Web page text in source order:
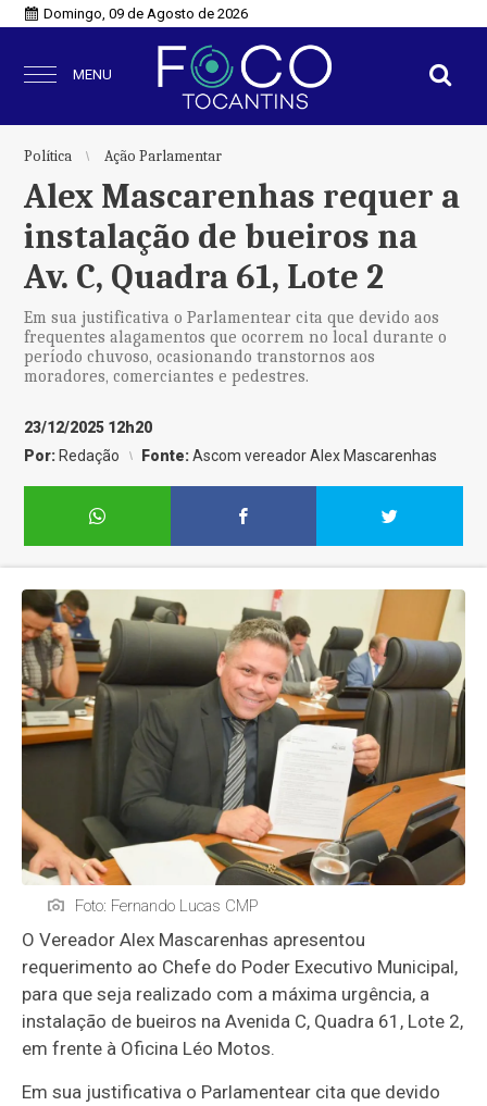
Domingo, 09 de Agosto de 2026
MENU
Política Ação Parlamentar
Alex Mascarenhas requer a
instalação de bueiros na
Av. C, Quadra 61, Lote 2
Em sua justificativa o Parlamentear cita que devido aos
frequentes alagamentos que ocorrem no local durante o
período chuvoso, ocasionando transtornos aos
moradores, comerciantes e pedestres.
23/12/2025 12h20
Por: Redação Fonte:Ascom vereador Alex Mascarenhas
Foto: Fernando Lucas CMP
O Vereador Alex Mascarenhas apresentou
requerimento ao Chefe do Poder Executivo Municipal,
para que seja realizado com a máxima urgência, a
instalação de bueiros na Avenida C, Quadra 61, Lote 2,
em frente à Oficina Léo Motos.
Em sua justificativa o Parlamentear cita que devido